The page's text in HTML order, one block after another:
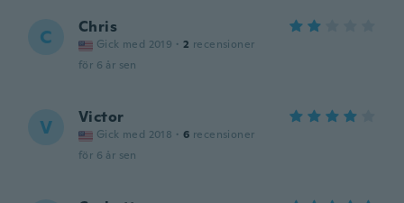
C Chris
Gick med 2019 · 2 recensioner
för 6 år sen
V Victor
Gick med 2018 · 6 recensioner
för 6 år sen